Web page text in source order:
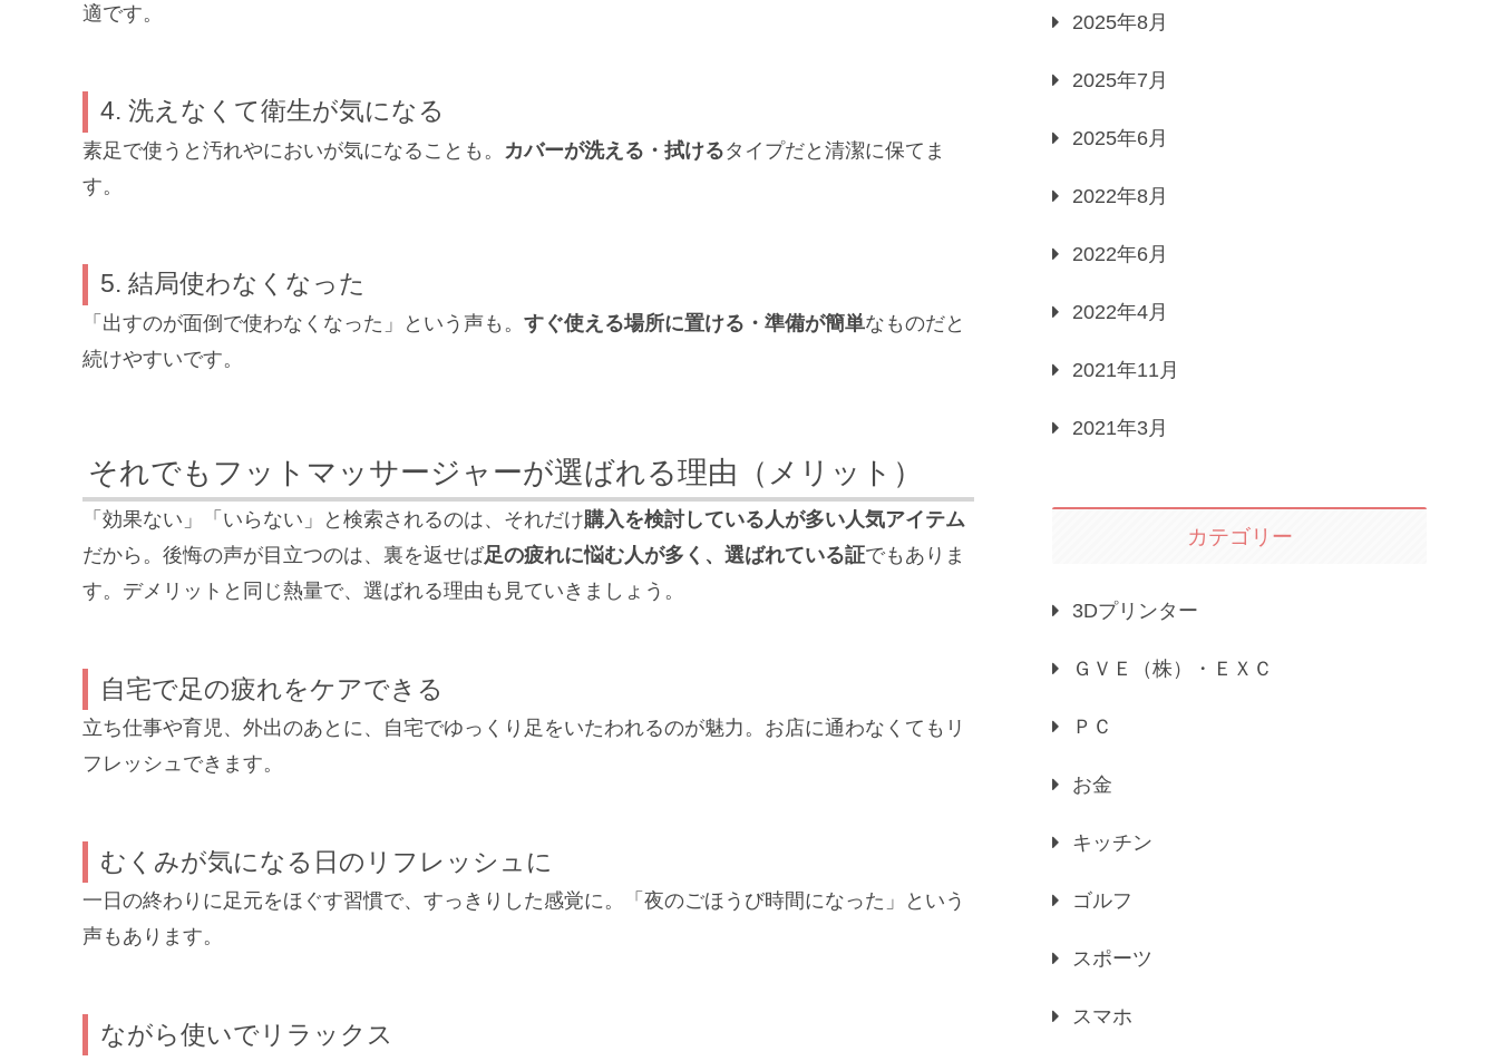
適です。
4. 洗えなくて衛生が気になる
素足で使うと汚れやにおいが気になることも。 カバーが洗える・拭けるタイプだと清潔に保てま
す。
5. 結局使わなくなった
「出すのが面倒で使わなくなった」という声も。 すぐ使える場所に置ける・準備が簡単なものだと
続けやすいです。
それでもフットマッサージャーが選ばれる理由（メリット）
「効果ない」「いらない」と検索されるのは、それだけ購入を検討している人が多い人気アイテム
だから。後悔の声が目立つのは、裏を返せば足の疲れに悩む人が多く、選ばれている証でもありま
す。デメリットと同じ熱量で、選ばれる理由も見ていきましょう。
自宅で足の疲れをケアできる
立ち仕事や育児、外出のあとに、自宅でゆっくり足をいたわれるのが魅力。お店に通わなくてもリ
フレッシュできます。
むくみが気になる日のリフレッシュに
一日の終わりに足元をほぐす習慣で、すっきりした感覚に。「夜のごほうび時間になった」という
声もあります。
ながら使いでリラックス
2025年8月
2025年7月
2025年6月
2022年8月
2022年6月
2022年4月
2021年11月
2021年3月
カテゴリー
3Dプリンター
ＧＶＥ（株）・ＥＸＣ
ＰＣ
お金
キッチン
ゴルフ
スポーツ
スマホ